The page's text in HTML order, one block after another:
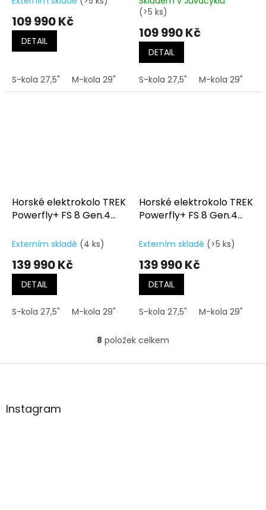
109 990 Kč
DETAIL
S-kola 27,5" M-kola 29" L-kola 29" XL-kola 29"
(>5 ks)
109 990 Kč
DETAIL
S-kola 27,5" M-kola 29"
Horské elektrokolo TREK
Powerfly+ FS 8 Gen.4
Web
Externím skladě (4 ks)
139 990 Kč
DETAIL
S-kola 27,5" M-kola 29" L-kola 29" XL-kola 29"
Horské elektrokolo TREK
Powerfly+ FS 8 Gen.4
Blue
Externím skladě (>5 ks)
139 990 Kč
DETAIL
S-kola 27,5" M-kola 29"
O
l
8 položek celkem
Z
aInstagram